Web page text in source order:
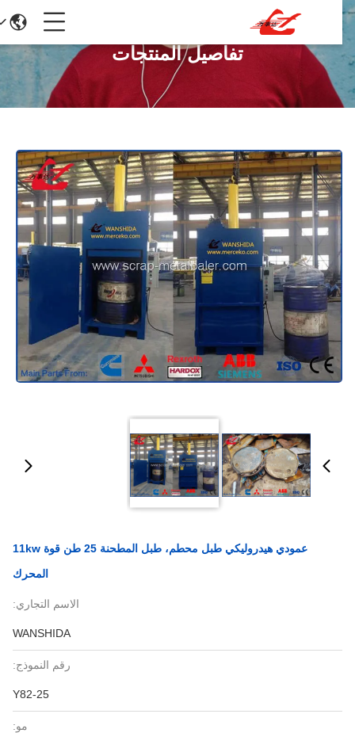
تفاصيل المنتجات
عمودي هيدروليكي طبل محطم، طبل المطحنة 25 طن قوة 11kw
المحرك
الاسم التجاري:
WANSHIDA
رقم النموذج:
Y82-25
مو: